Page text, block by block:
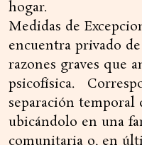
hogar.
Medidas de
encuentra privado
razones graves que
psicofísica.
separación
ubicándolo en una